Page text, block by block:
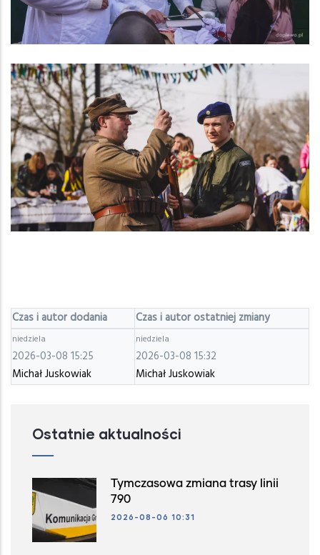
Czas i autor dodania Czas i autor ostatniej zmiany
niedziela
2026-03-08 15:25
Michał Juskowiak
niedziela
2026-03-08 15:32
Michał Juskowiak
Ostatnie aktualności
Tymczasowa zmiana trasy linii
790
2026-08-06 10:31